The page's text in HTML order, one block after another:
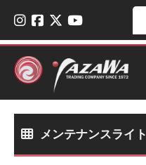
メンテナンスライト